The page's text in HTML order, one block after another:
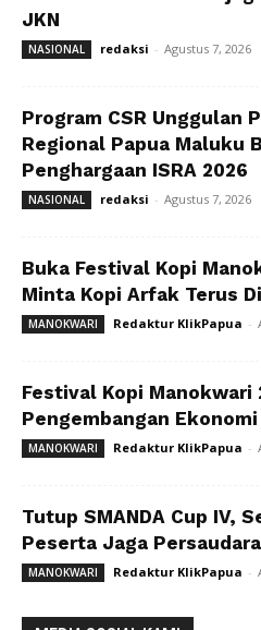
JKN
NASIONAL redaksi - Agustus 7, 2026
Program CSR Unggulan
Regional Papua Maluku
Penghargaan ISRA 2026
NASIONAL redaksi - Agustus 7, 2026
Buka Festival Kopi
Minta Kopi Arfak Terus
MANOKWARI Redaktur KlikPapua -
Festival Kopi Manokwari
Pengembangan
MANOKWARI Redaktur KlikPapua -
Tutup SMANDA Cup IV,
Peserta Jaga
MANOKWARI Redaktur KlikPapua -